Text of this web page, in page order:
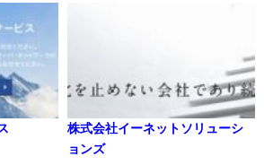
株式会社イーネットソリューシ
ョンズ